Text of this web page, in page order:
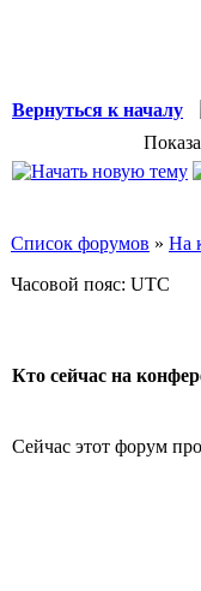
Вернуться к началу
Список форумов » На
Часовой пояс: UTC
Кто сейчас на
Сейчас этот форум